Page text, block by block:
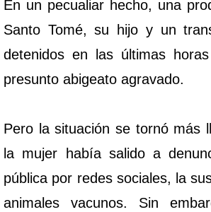
En un pecualiar hecho, una
Santo Tomé, su hijo y un
detenidos en las últimas
presunto abigeato agravado.
Pero la situación se tornó más
la mujer había salido a
pública por redes sociales, la
animales vacunos. Sin